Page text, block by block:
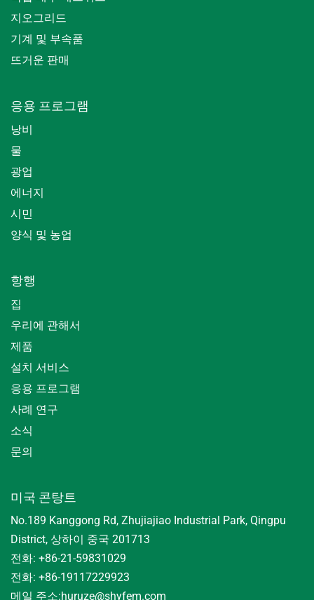
지오그리드
기계 및 부속품
뜨거운 판매
응용 프로그램
낭비
물
광업
에너지
시민
양식 및 농업
항행
집
우리에 관해서
제품
설치 서비스
응용 프로그램
사례 연구
소식
문의
미국 콘탕트
No.189 Kanggong Rd, Zhujiajiao Industrial Park, Qingpu
District, 상하이 중국 201713
전화: +86-21-59831029
전화: +86-19117229923
메일 주소:huruze@shyfem.com